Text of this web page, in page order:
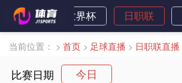
所有联赛 世界杯 日职联
当前位置： > 首页 > 足球直播 > 日职联直播
比赛日期 今日